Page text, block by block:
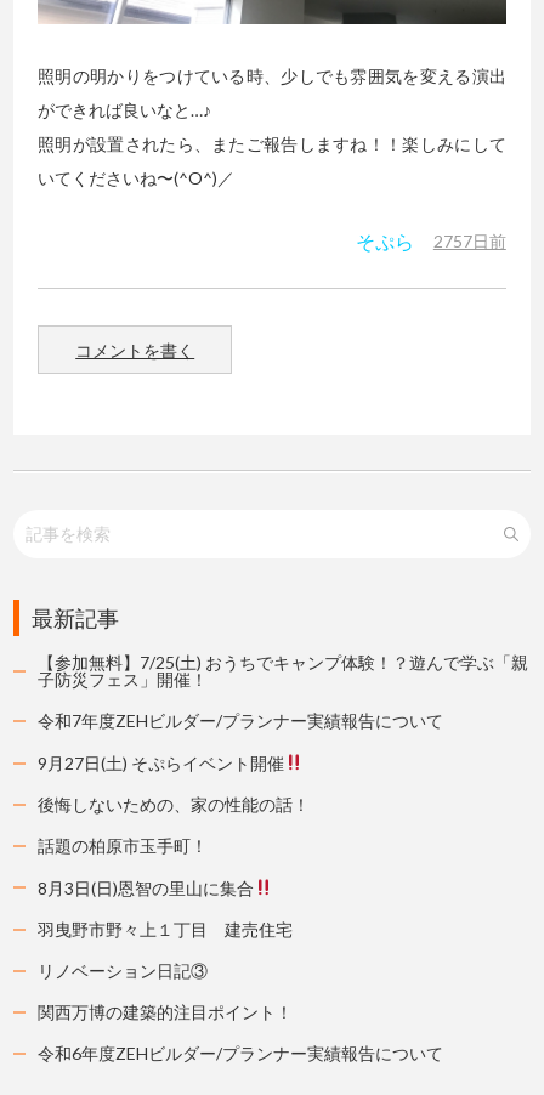
照明の明かりをつけている時、少しでも雰囲気を変える演出
ができれば良いなと…♪
照明が設置されたら、またご報告しますね！！楽しみにして
いてくださいね〜(^O^)／
そぷら 2757日前
コメントを書く
最新記事
【参加無料】7/25(土) おうちでキャンプ体験！？遊んで学ぶ「親
子防災フェス」開催！
令和7年度ZEHビルダー/プランナー実績報告について
9月27日(土) そぷらイベント開催
後悔しないための、家の性能の話！
話題の柏原市玉手町！
8月3日(日)恩智の里山に集合
羽曳野市野々上１丁目 建売住宅
リノベーション日記③
関西万博の建築的注目ポイント！
令和6年度ZEHビルダー/プランナー実績報告について